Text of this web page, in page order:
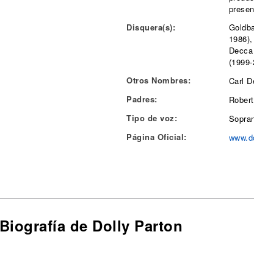
Disquera(s):
Otros Nombres:
Carl
Padres:
Tipo de voz:
Página Oficial:
Biografía de Dolly Parton